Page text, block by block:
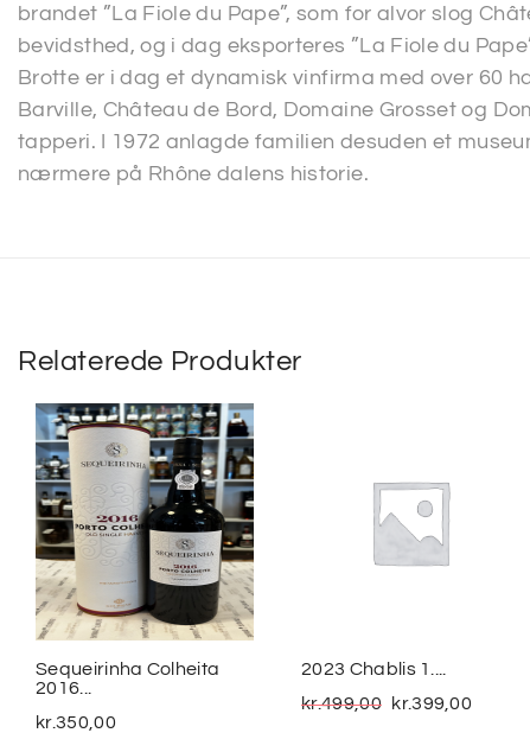
brandet ”La Fiole du Pape”, som for alvor slog
bevidsthed, og i dag eksporteres ”La Fiole du
Brotte er i dag et dynamisk vinfirma med over 60
Barville, Château de Bord, Domaine Grosset og
tapperi. I 1972 anlagde familien desuden et
nærmere på Rhône dalens historie.
Relaterede Produkter
Sequeirinha Colheita
2016...
kr.350,00
2023 Chablis 1....
kr.499,00 kr.399,00